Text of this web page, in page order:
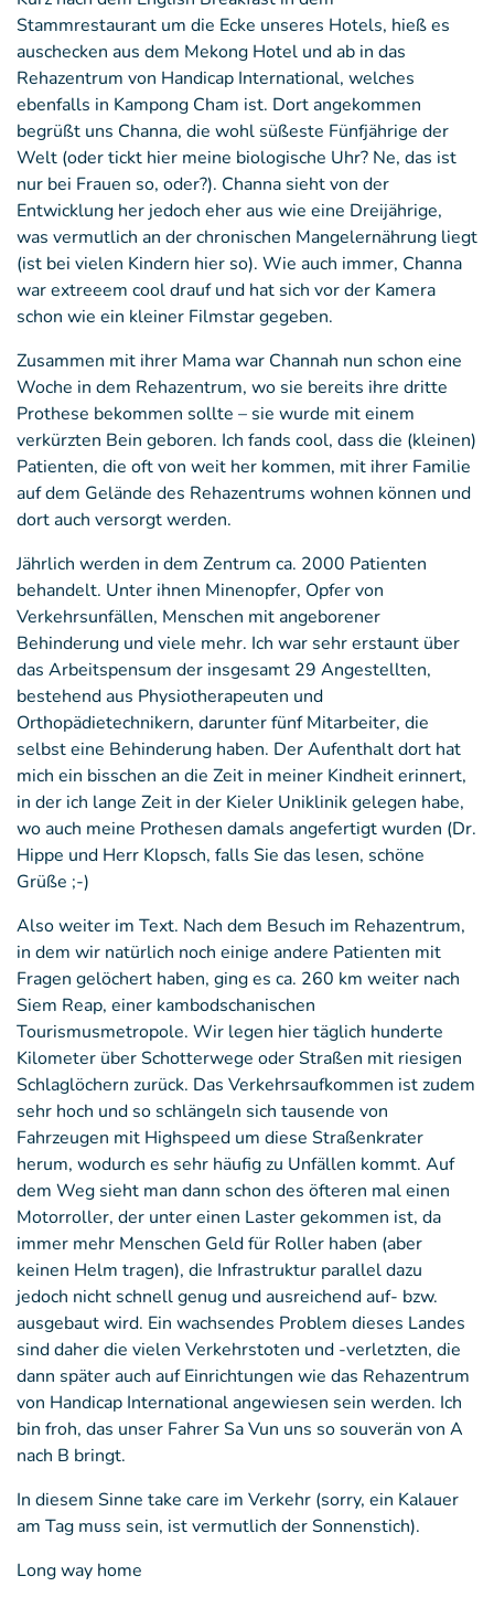
Stammrestaurant um die Ecke unseres Hotels, hieß es
auschecken aus dem Mekong Hotel und ab in das
Rehazentrum von Handicap International, welches
ebenfalls in Kampong Cham ist. Dort angekommen
begrüßt uns Channa, die wohl süßeste Fünfjährige der
Welt (oder tickt hier meine biologische Uhr? Ne, das ist
nur bei Frauen so, oder?). Channa sieht von der
Entwicklung her jedoch eher aus wie eine Dreijährige,
was vermutlich an der chronischen Mangelernährung liegt
(ist bei vielen Kindern hier so). Wie auch immer, Channa
war extreeem cool drauf und hat sich vor der Kamera
schon wie ein kleiner Filmstar gegeben.
Zusammen mit ihrer Mama war Channah nun schon eine
Woche in dem Rehazentrum, wo sie bereits ihre dritte
Prothese bekommen sollte – sie wurde mit einem
verkürzten Bein geboren. Ich fands cool, dass die (kleinen)
Patienten, die oft von weit her kommen, mit ihrer Familie
auf dem Gelände des Rehazentrums wohnen können und
dort auch versorgt werden.
Jährlich werden in dem Zentrum ca. 2000 Patienten
behandelt. Unter ihnen Minenopfer, Opfer von
Verkehrsunfällen, Menschen mit angeborener
Behinderung und viele mehr. Ich war sehr erstaunt über
das Arbeitspensum der insgesamt 29 Angestellten,
bestehend aus Physiotherapeuten und
Orthopädietechnikern, darunter fünf Mitarbeiter, die
selbst eine Behinderung haben. Der Aufenthalt dort hat
mich ein bisschen an die Zeit in meiner Kindheit erinnert,
in der ich lange Zeit in der Kieler Uniklinik gelegen habe,
wo auch meine Prothesen damals angefertigt wurden (Dr.
Hippe und Herr Klopsch, falls Sie das lesen, schöne
Grüße ;-)
Also weiter im Text. Nach dem Besuch im Rehazentrum,
in dem wir natürlich noch einige andere Patienten mit
Fragen gelöchert haben, ging es ca. 260 km weiter nach
Siem Reap, einer kambodschanischen
Tourismusmetropole. Wir legen hier täglich hunderte
Kilometer über Schotterwege oder Straßen mit riesigen
Schlaglöchern zurück. Das Verkehrsaufkommen ist zudem
sehr hoch und so schlängeln sich tausende von
Fahrzeugen mit Highspeed um diese Straßenkrater
herum, wodurch es sehr häufig zu Unfällen kommt. Auf
dem Weg sieht man dann schon des öfteren mal einen
Motorroller, der unter einen Laster gekommen ist, da
immer mehr Menschen Geld für Roller haben (aber
keinen Helm tragen), die Infrastruktur parallel dazu
jedoch nicht schnell genug und ausreichend auf- bzw.
ausgebaut wird. Ein wachsendes Problem dieses Landes
sind daher die vielen Verkehrstoten und -verletzten, die
dann später auch auf Einrichtungen wie das Rehazentrum
von Handicap International angewiesen sein werden. Ich
bin froh, das unser Fahrer Sa Vun uns so souverän von A
nach B bringt.
In diesem Sinne take care im Verkehr (sorry, ein Kalauer
am Tag muss sein, ist vermutlich der Sonnenstich).
Long way home